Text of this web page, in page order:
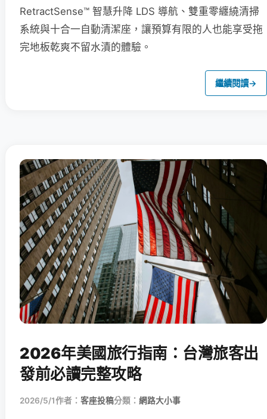
RetractSense™ 智慧升降 LDS 導航、雙重零纏繞清掃
系統與十合一自動清潔座，讓預算有限的人也能享受拖
完地板乾爽不留水漬的體驗。
繼續閱讀→
2026年美國旅行指南：台灣旅客出
發前必讀完整攻略
2026/5/1作者： 客座投稿分類： 網路大小事